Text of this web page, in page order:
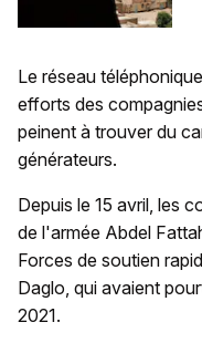
Le réseau
efforts des
peinent à trouver du
générateurs.
Depuis le 15 avril, les
de l'armée Abdel
Forces de soutien
Daglo, qui avaient
2021.